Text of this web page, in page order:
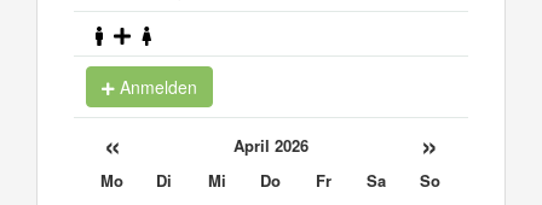
Anmelden
« April 2026 »
Mo Di Mi Do Fr Sa
So